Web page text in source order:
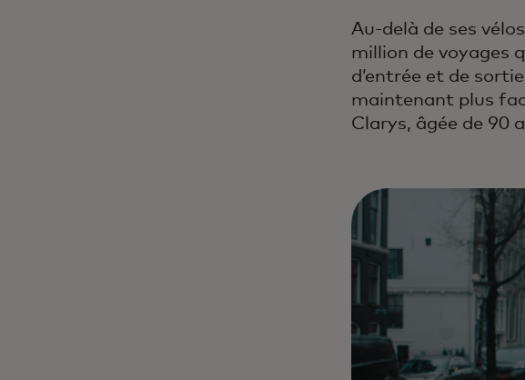
Au-delà de ses
million de voyages
d’entrée et de
maintenant plus
Clarys, âgée de 90